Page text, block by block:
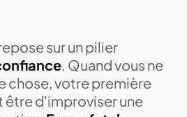
sur un pilier
. Quand vous ne
chose, votre première
d'improviser une